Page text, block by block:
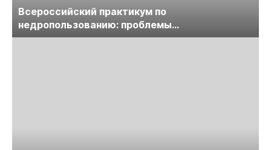
Всероссийский практикум по
недропользованию: проблемы
лицензирования, цифровизации, экспертизы